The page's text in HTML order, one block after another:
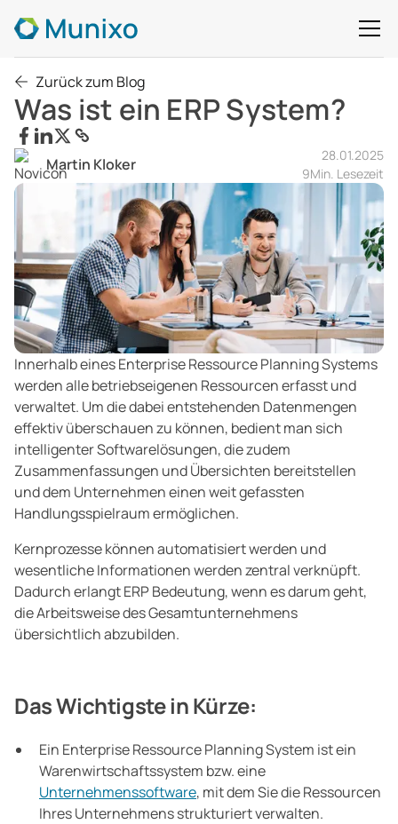
Zurück zum Blog
Was ist ein ERP System?
Martin Kloker
28.01.2025
9Min. Lesezeit
Innerhalb eines Enterprise Ressource Planning Systems
werden alle betriebseigenen Ressourcen erfasst und
verwaltet. Um die dabei entstehenden Datenmengen
effektiv überschauen zu können, bedient man sich
intelligenter Softwarelösungen, die zudem
Zusammenfassungen und Übersichten bereitstellen
und dem Unternehmen einen weit gefassten
Handlungsspielraum ermöglichen.
Kernprozesse können automatisiert werden und
wesentliche Informationen werden zentral verknüpft.
Dadurch erlangt ERP Bedeutung, wenn es darum geht,
die Arbeitsweise des Gesamtunternehmens
übersichtlich abzubilden.
Das Wichtigste in Kürze:
Ein Enterprise Ressource Planning System ist ein
Warenwirtschaftssystem bzw. eine
Unternehmenssoftware, mit dem Sie die Ressourcen
Ihres Unternehmens strukturiert verwalten.